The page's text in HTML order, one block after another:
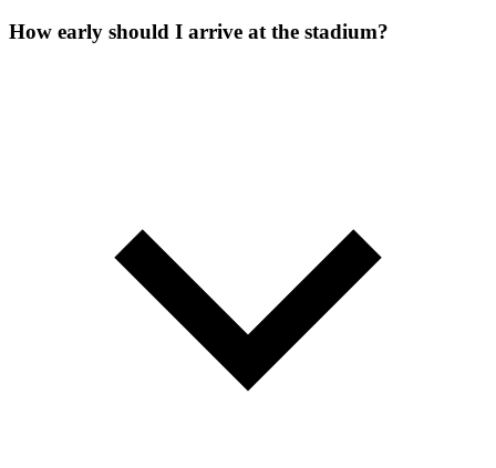
How early should I arrive at the stadium?